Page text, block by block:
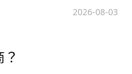
2026-08-03